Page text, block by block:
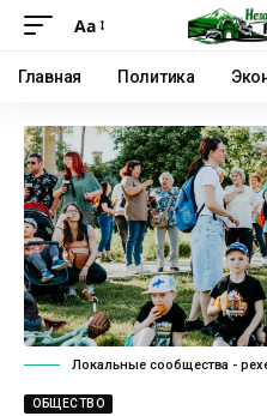
Аа
Главная Политика
Локальные сообщества -
ОБЩЕСТВО